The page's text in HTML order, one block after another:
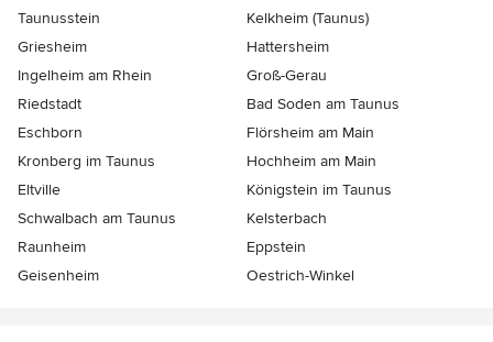
Taunusstein
Kelkheim (Taunus)
Griesheim
Hattersheim
Ingelheim am Rhein
Groß-Gerau
Riedstadt
Bad Soden am Taunus
Eschborn
Flörsheim am Main
Kronberg im Taunus
Hochheim am Main
Eltville
Königstein im Taunus
Schwalbach am Taunus
Kelsterbach
Raunheim
Eppstein
Geisenheim
Oestrich-Winkel